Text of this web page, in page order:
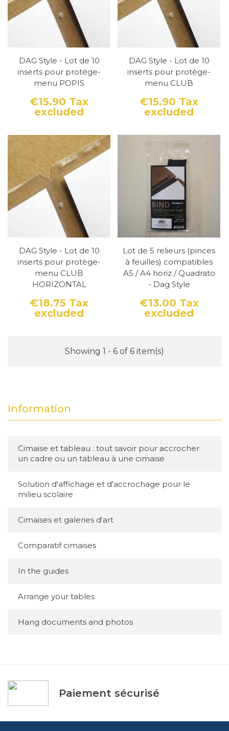
Information
Cimaise et tableau : tout savoir pour accrocher
un cadre ou un tableau à une cimaise
Solution d'affichage et d'accrochage pour le
milieu scolaire
Cimaises et galeries d'art
Comparatif cimaises
In the guides
Arrange your tables
Hang documents and photos
DAG Style - Lot de 10
inserts pour protège-
menu POPIS
Price
€15.90 Tax
excluded
DAG Style - Lot de 10
inserts pour protège-
menu CLUB
Price
€15.90 Tax
excluded
DAG Style - Lot de 10
inserts pour protège-
menu CLUB
HORIZONTAL
Price
€18.75 Tax
excluded
Lot de 5 relieurs (pinces
à feuilles) compatibles
A5 / A4 horiz / Quadrato
- Dag Style
Price
€13.00 Tax
excluded
Showing 1 - 6 of 6 item(s)
Paiement sécurisé